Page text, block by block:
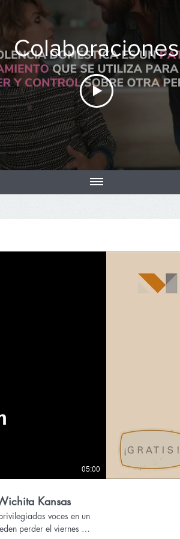
Colaboraciones
05:00
Kansas
voces en un